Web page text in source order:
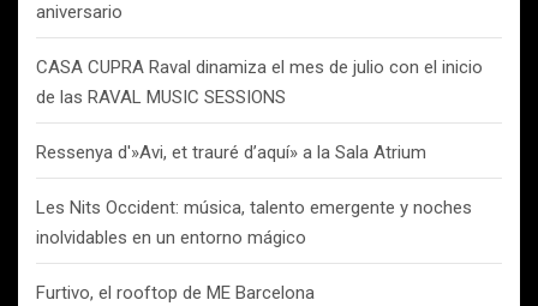
aniversario
CASA CUPRA Raval dinamiza el mes de julio con el inicio
de las RAVAL MUSIC SESSIONS
Ressenya d'»Avi, et trauré d’aquí» a la Sala Atrium
Les Nits Occident: música, talento emergente y noches
inolvidables en un entorno mágico
Furtivo, el rooftop de ME Barcelona